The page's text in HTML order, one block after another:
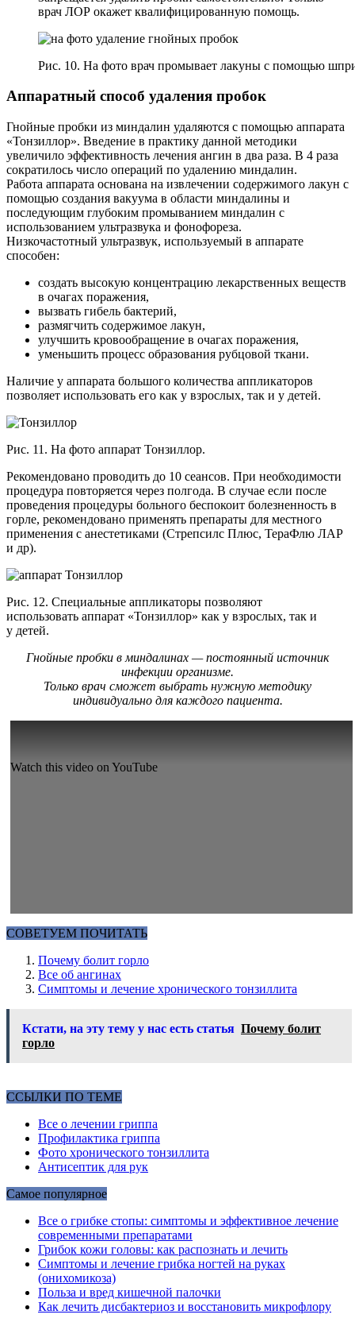
врач ЛОР окажет квалифицированную помощь.
Рис. 10. На фото врач промывает лакуны с помощью
Аппаратный способ удаления пробок
Гнойные пробки из миндалин удаляются с помощью аппарата
«Тонзиллор». Введение в практику данной методики
увеличило эффективность лечения ангин в два раза. В 4 раза
сократилось число операций по удалению миндалин.
Работа аппарата основана на извлечении содержимого лакун с
помощью создания вакуума в области миндалины и
последующим глубоким промыванием миндалин с
использованием ультразвука и фонофореза.
Низкочастотный ультразвук, используемый в аппарате
способен:
создать высокую концентрацию лекарственных веществ
в очагах поражения,
вызвать гибель бактерий,
размягчить содержимое лакун,
улучшить кровообращение в очагах поражения,
уменьшить процесс образования рубцовой ткани.
Наличие у аппарата большого количества аппликаторов
позволяет использовать его как у взрослых, так и у детей.
Рис. 11. На фото аппарат Тонзиллор.
Рекомендовано проводить до 10 сеансов. При необходимости
процедура повторяется через полгода. В случае если после
проведения процедуры больного беспокоит болезненность в
горле, рекомендовано применять препараты для местного
применения с анестетиками (Стрепсилс Плюс, ТераФлю ЛАР
и др).
Рис. 12. Специальные аппликаторы позволяют
использовать аппарат «Тонзиллор» как у взрослых, так и
у детей.
Гнойные пробки в миндалинах — постоянный источник
инфекции организме.
Только врач сможет выбрать нужную методику
индивидуально для каждого пациента.
Watch this video on YouTube
СОВЕТУЕМ ПОЧИТАТЬ
Почему болит горло
Все об ангинах
Симптомы и лечение хронического тонзиллита
Кстати, на эту тему у нас есть статья Почему болит
горло
ССЫЛКИ ПО ТЕМЕ
Все о лечении гриппа
Профилактика гриппа
Фото хронического тонзиллита
Антисептик для рук
Самое популярное
Все о грибке стопы: симптомы и эффективное лечение
современными препаратами
Грибок кожи головы: как распознать и лечить
Симптомы и лечение грибка ногтей на руках
(онихомикоза)
Польза и вред кишечной палочки
Как лечить дисбактериоз и восстановить микрофлору